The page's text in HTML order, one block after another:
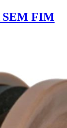
SEM FIM